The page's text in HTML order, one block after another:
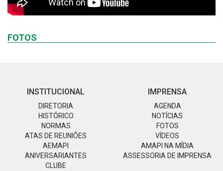
FOTOS
INSTITUCIONAL
DIRETORIA
HISTÓRICO
NORMAS
ATAS DE REUNIÕES
AEMAPI
ANIVERSARIANTES
CLUBE
IMPRENSA
AGENDA
NOTÍCIAS
FOTOS
VÍDEOS
AMAPI NA MÍDIA
ASSESSORIA DE IMPRENSA